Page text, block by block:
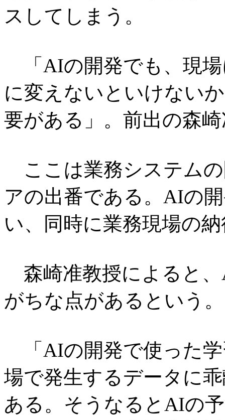
スしてしまう。
「AIの開発でも、現
に変えないといけない
要がある」。前出の森
ここは業務システム
アの出番である。AIの
い、同時に業務現場の
森崎准教授によると
がちな点があるという
「AIの開発で使った学
場で発生するデータに
ある。そうなるとAIの